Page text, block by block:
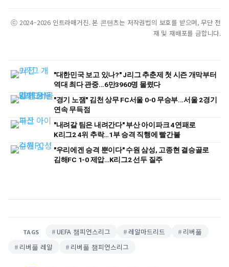
ⓒ 2024–2026 인트라매거진. 본 콘텐츠는 저작권법의 보호를 받으며, 무단 전
재 및 재배포를 금합니다.
"대한민국 보고 있나?" J리그 추춘제 첫 시즌 개막부터
역대 최다 관중...6만3960명 몰렸다
"경기 노잼" 김천 상무 FC서울 0-0 무승부...서울 2경기
연속 무득점
"내려갈 팀은 내려간다" 부산 아이파크 4연패로
K리그2 4위 추락…1부 승격 직행에 빨간불
"우리에겐 승격 뿐이다" 수원 삼성, 고종현 결승골로
김해FC 1-0 제압…K리그2 선두 질주
TAGS UEFA 챔피언스리그 레알마드리드
리버풀
리버풀 레알
리버풀 챔피언스리그